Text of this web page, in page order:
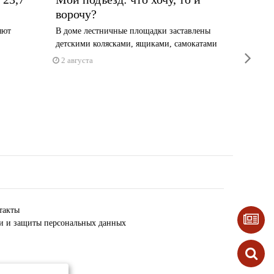
ворочу?
В доме лестничные площадки заставлены
детскими колясками, ящиками, самокатами
2 августа
29 июля
и защиты персональных данных